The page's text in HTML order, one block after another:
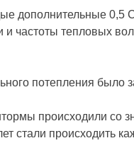
дополнительные 0,5
и частоты тепловых
потепления было
происходили со
стали происходить